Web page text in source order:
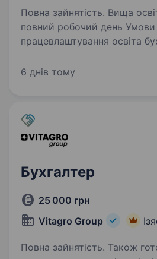
Повна зайнятість. Вища освіта.
повний робочий день Умови
працевлаштування освіта
6 днів тому
Бухгалтер
25 000 грн
Vitagro Group
Повна зайнятість. Також